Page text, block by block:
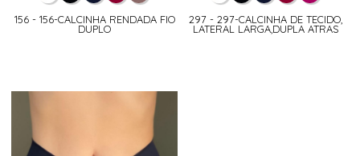
156 - 156-CALCINHA RENDADA FIO
DUPLO
297 - 297-CALCINHA DE TECIDO,
LATERAL LARGA,DUPLA ATRAS